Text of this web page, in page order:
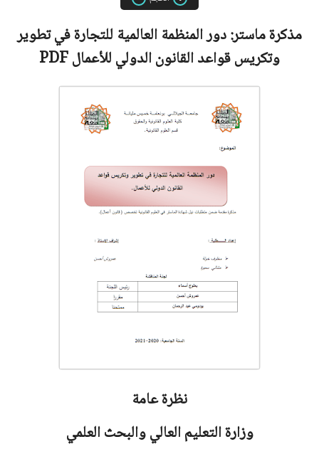
مذكرة ماستر:دور المنظمة العالمية للتجارة في تطوير
وتكريس قواعد القانون الدولي للأعمالPDF
نظرة عامة
وزارة التعليم العالي والبحث العلمي